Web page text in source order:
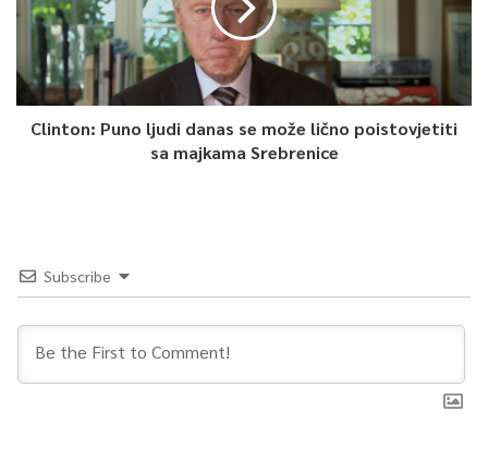
Clinton: Puno ljudi danas se može lično poistovjetiti
sa majkama Srebrenice
Subscribe